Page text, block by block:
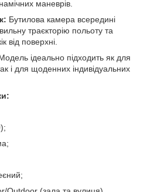
маневрів.
Бутилова камера всередині
траєкторію польоту та
від поверхні.
ідеально підходить як для
і для щоденних індивідуальних